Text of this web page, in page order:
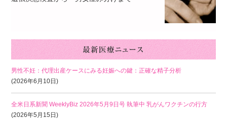
男性不妊：代理出産ケースにみる妊娠への鍵：正確な精子分析
(2026年6月10日)
全米日系新聞 WeeklyBiz 2026年5月9日号 執筆中 乳がんワクチンの行方
(2026年5月15日)